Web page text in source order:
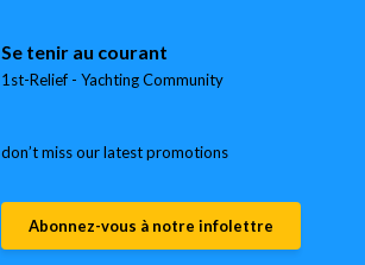
Se tenir au courant
1st-Relief - Yachting Community
don’t miss our latest promotions
Abonnez-vous à notre infolettre